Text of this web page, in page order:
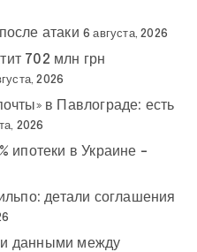
атаки 6 августа, 2026
702 млн грн
2026
в Павлограде: есть
2026
ипотеки в Украине –
детали соглашения
данными между